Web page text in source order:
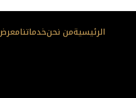
الرئيسيةمن نحنخدماتنا